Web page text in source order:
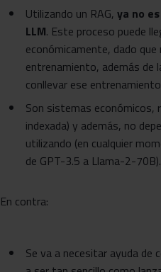
Utilizando un RAG, ya no
LLM. Este proceso puede
económicamente, dado
entrenamiento, además de
conllevar ese
Son sistemas económicos,
indexada) y además, no
utilizando (en cualquier
de GPT-3.5 a Llama-2-70B).
En contra:
Se va a necesitar ayuda